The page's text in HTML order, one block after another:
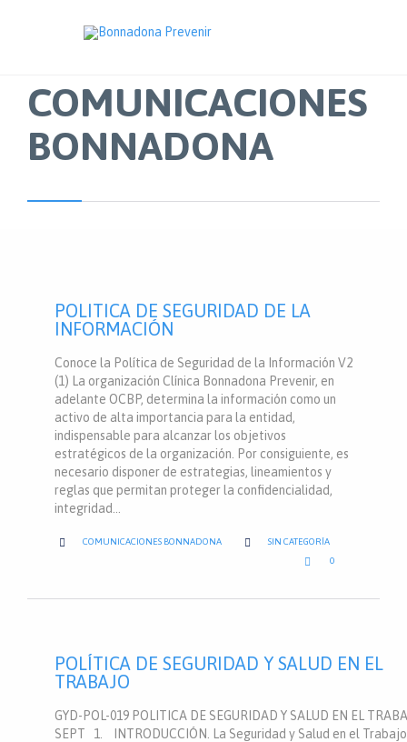
COMUNICACIONES
BONNADONA
POLITICA DE SEGURIDAD DE LA
INFORMACIÓN
Conoce la Política de Seguridad de la Información V2
(1) La organización Clínica Bonnadona Prevenir, en
adelante OCBP, determina la información como un
activo de alta importancia para la entidad,
indispensable para alcanzar los objetivos
estratégicos de la organización. Por consiguiente, es
necesario disponer de estrategias, lineamientos y
reglas que permitan proteger la confidencialidad,
integridad…
 COMUNICACIONES BONNADONA  CATEGORY
SIN CATEGORÍA

LOVE
IT
0
POLÍTICA DE SEGURIDAD Y SALUD EN EL
TRABAJO
GYD-POL-019 POLITICA DE SEGURIDAD Y SALUD EN EL
SEPT 1. INTRODUCCIÓN. La Seguridad y Salud en el Trabajo